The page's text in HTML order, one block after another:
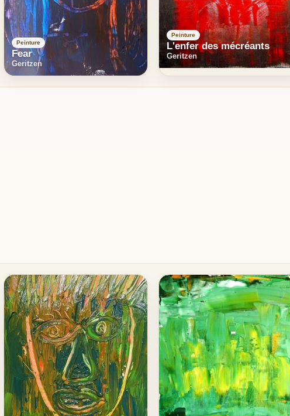
Peinture
Fear
Geritzen
Peinture
L'enfer des mécréants
Geritzen